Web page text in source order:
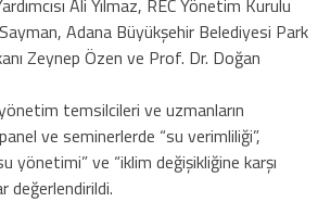
Adana Büyükşehir Belediyesi Park
Zeynep Özen ve Prof. Dr. Doğan
temsilcileri ve uzmanların
ve seminerlerde “su verimliliği”,
yönetimi” ve “iklim değişikliğine karşı
değerlendirildi.